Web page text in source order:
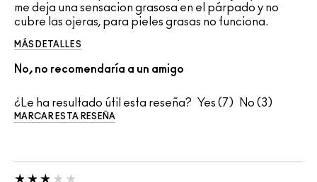
me deja una sensacion grasosa en el párpado y no
cubre las ojeras, para pieles grasas no funciona.
MÁS DETALLES
No, no recomendaría a un amigo
¿Le ha resultado útil esta reseña? 7 3
MARCAR ESTA RESEÑA